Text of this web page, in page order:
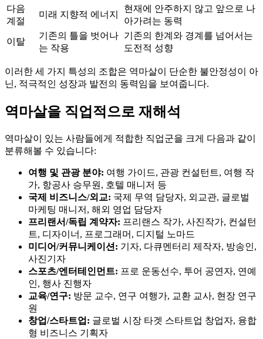
다음
계절
미래 지향적 에너지
현재에 안주하지 않고 앞으로 나
아가려는 동력
이탈
기존의 틀을 벗어나
는 작용
기존의 한계와 경계를 넘어서는
도전적 성향
이러한 세 가지 특성의 조합은 역마살이 단순한 불안정성이 아
닌, 적극적인 성장과 발전의 동력임을 보여줍니다.
역마살을 직업적으로 재해석
역마살이 있는 사람들에게 적합한 직업군을 크게 다음과 같이
분류해볼 수 있습니다:
여행 및 관광 분야: 여행 가이드, 관광 컨설턴트, 여행 작
가, 항공사 승무원, 호텔 매니저 등
국제 비즈니스/외교: 국제 무역 담당자, 외교관, 글로벌
마케팅 매니저, 해외 영업 담당자
프리랜서/독립 계약자: 프리랜스 작가, 사진작가, 컨설턴
트, 디자이너, 프로그래머, 디지털 노마드
미디어/커뮤니케이션: 기자, 다큐멘터리 제작자, 방송인,
사진기자
스포츠/엔터테인먼트: 프로 운동선수, 투어 공연자, 연예
인, 행사 진행자
교육/연구: 방문 교수, 연구 여행가, 교환 교사, 현장 연구
원
창업/스타트업: 글로벌 시장 타겟 스타트업 창업자, 융합
형 비즈니스 기획자